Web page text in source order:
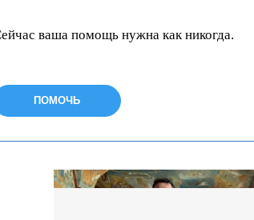
ваша помощь нужна как никогда.
ПОМОЧЬ